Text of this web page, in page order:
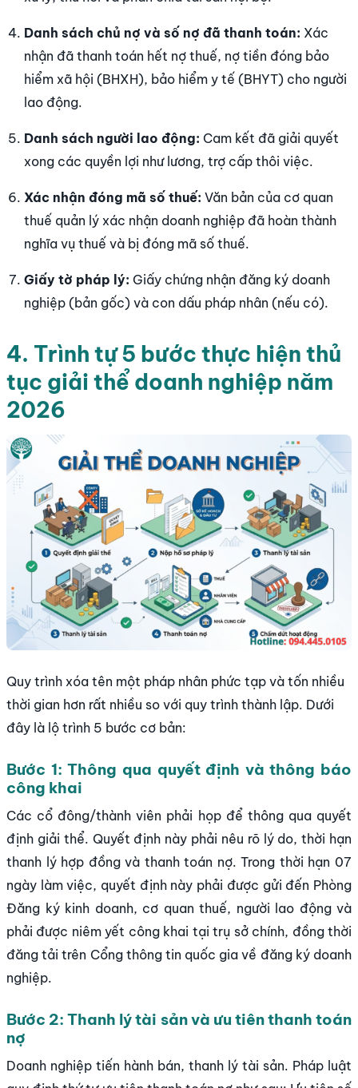
Danh sách chủ nợ và số nợ đã thanh toán: Xác
nhận đã thanh toán hết nợ thuế, nợ tiền đóng bảo
hiểm xã hội (BHXH), bảo hiểm y tế (BHYT) cho người
lao động.
Danh sách người lao động: Cam kết đã giải quyết
xong các quyền lợi như lương, trợ cấp thôi việc.
Xác nhận đóng mã số thuế: Văn bản của cơ quan
thuế quản lý xác nhận doanh nghiệp đã hoàn thành
nghĩa vụ thuế và bị đóng mã số thuế.
Giấy tờ pháp lý: Giấy chứng nhận đăng ký doanh
nghiệp (bản gốc) và con dấu pháp nhân (nếu có).
4. Trình tự 5 bước thực hiện thủ
tục giải thể doanh nghiệp năm
2026
Quy trình xóa tên một pháp nhân phức tạp và tốn nhiều
thời gian hơn rất nhiều so với quy trình thành lập. Dưới
đây là lộ trình 5 bước cơ bản:
Bước 1: Thông qua quyết định và thông báo
công khai
Các cổ đông/thành viên phải họp để thông qua quyết
định giải thể. Quyết định này phải nêu rõ lý do, thời hạn
thanh lý hợp đồng và thanh toán nợ. Trong thời hạn 07
ngày làm việc, quyết định này phải được gửi đến Phòng
Đăng ký kinh doanh, cơ quan thuế, người lao động và
phải được niêm yết công khai tại trụ sở chính, đồng thời
đăng tải trên Cổng thông tin quốc gia về đăng ký doanh
nghiệp.
Bước 2: Thanh lý tài sản và ưu tiên thanh toán
nợ
Doanh nghiệp tiến hành bán, thanh lý tài sản. Pháp luật